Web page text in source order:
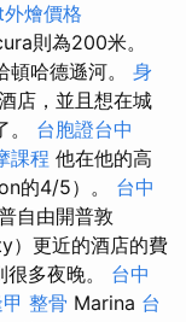
燴價格
則為200米。
哈德遜河。 身
店，並且想在城
。 台胞證台中
課程 他在他的高
的4/5）。 台中
自由開普敦
）更近的酒店的費
多夜晚。 台中
整骨 Marina 台